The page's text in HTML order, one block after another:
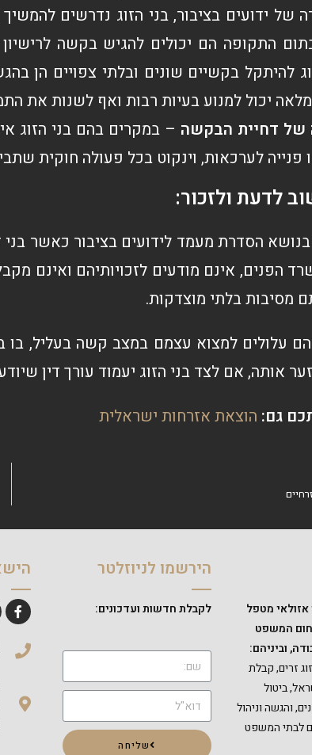
של ידועים בציבור, בני הזוג נדרשים
התקופה הם יכולים להגיש בקשה
להיתקל בקשיים שונים ובלתי צפויים הן
יכול למנוע בעיות רבות ואף לשנות את
של דחיית הבקשה – במקרים בהם בני הזוג
לערכאות, וינקוט בכל פעולה חוקית
לדעת ולזכור:
הסדרת מעמד לידועים בציבור כאשר בני
הפנים, אינם מודעים לזכויותיהם ואינם
מסיבות בלתי מוצדקות.
עלולים למצוא עצמם במצב קשה בעליל,
אותה, אם לצד בני הזוג יעמוד עורך דין
גם: הוצאת אזרחות ישראלית
מטפל
המשפט
וביניהם:
זרים, קבלת
ביטול
והגשה וניהול
לבתי המשפט
הירשמו לניוזלטר
לקבלת חדשות ועדכונים:
שליחה